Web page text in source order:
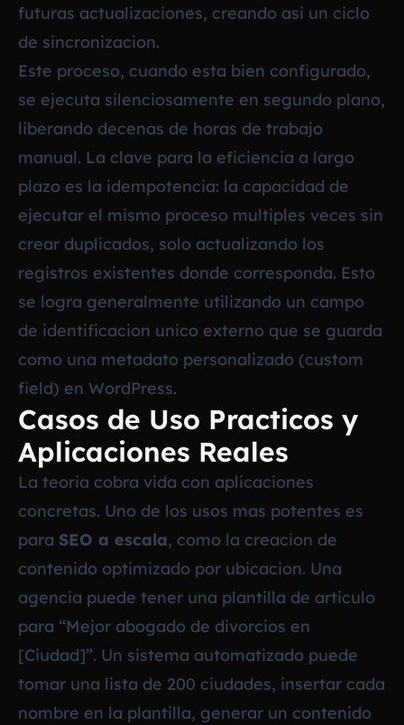
futuras actualizaciones, creando asi un ciclo
de sincronizacion.
Este proceso, cuando esta bien configurado,
se ejecuta silenciosamente en segundo plano,
liberando decenas de horas de trabajo
manual. La clave para la eficiencia a largo
plazo es la idempotencia: la capacidad de
ejecutar el mismo proceso multiples veces sin
crear duplicados, solo actualizando los
registros existentes donde corresponda. Esto
se logra generalmente utilizando un campo
de identificacion unico externo que se guarda
como una metadato personalizado (custom
field) en WordPress.
Casos de Uso Practicos y
Aplicaciones Reales
La teoria cobra vida con aplicaciones
concretas. Uno de los usos mas potentes es
para SEO a escala, como la creacion de
contenido optimizado por ubicacion. Una
agencia puede tener una plantilla de articulo
para “Mejor abogado de divorcios en
[Ciudad]”. Un sistema automatizado puede
tomar una lista de 200 ciudades, insertar cada
nombre en la plantilla, generar un contenido